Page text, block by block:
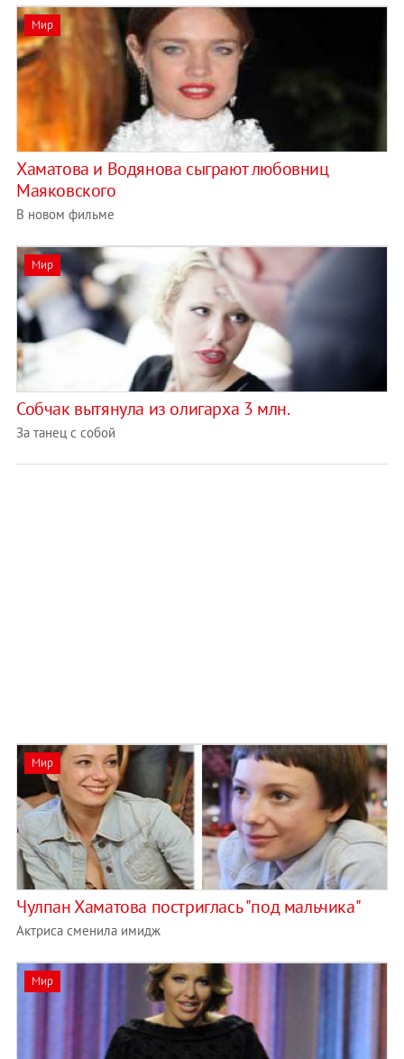
Мир
Хаматова и Водянова сыграют любовниц
Маяковского
В новом фильме
Мир
Собчак вытянула из олигарха 3 млн.
За танец с собой
Мир
Чулпан Хаматова постриглась "под мальчика"
Актриса сменила имидж
Мир